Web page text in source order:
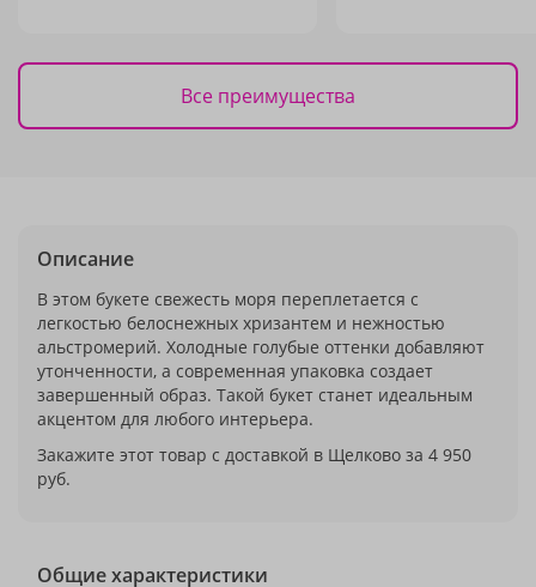
Все преимущества
Описание
В этом букете свежесть моря переплетается с
легкостью белоснежных хризантем и нежностью
альстромерий. Холодные голубые оттенки добавляют
утонченности, а современная упаковка создает
завершенный образ. Такой букет станет идеальным
акцентом для любого интерьера.
Закажите этот товар с доставкой в Щелково за 4 950
руб.
Общие характеристики